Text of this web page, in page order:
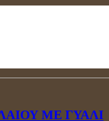
ΜΕ ΓΥΑΛΙ